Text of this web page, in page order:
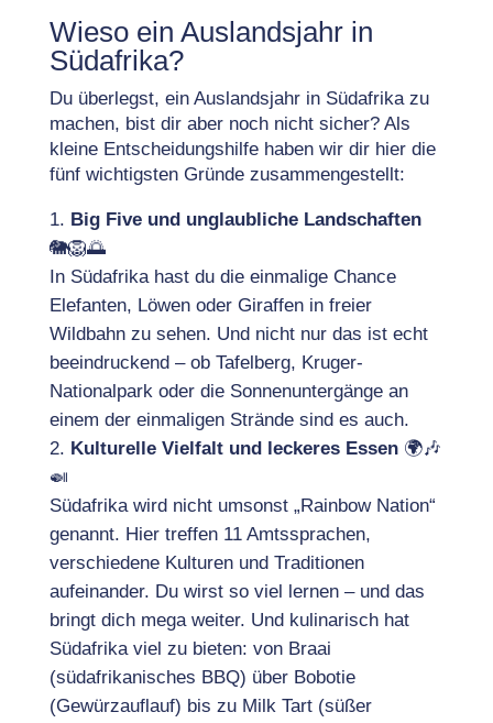
Wieso ein Auslandsjahr in
Südafrika?
Du überlegst, ein Auslandsjahr in Südafrika zu
machen, bist dir aber noch nicht sicher? Als
kleine Entscheidungshilfe haben wir dir hier die
fünf wichtigsten Gründe zusammengestellt:
Big Five und unglaubliche Landschaften
🐘🦁🌅
In Südafrika hast du die einmalige Chance
Elefanten, Löwen oder Giraffen in freier
Wildbahn zu sehen. Und nicht nur das ist echt
beeindruckend – ob Tafelberg, Kruger-
Nationalpark oder die Sonnenuntergänge an
einem der einmaligen Strände sind es auch.
Kulturelle Vielfalt und leckeres Essen🌍🎶
🍛
Südafrika wird nicht umsonst „Rainbow Nation“
genannt. Hier treffen 11 Amtssprachen,
verschiedene Kulturen und Traditionen
aufeinander. Du wirst so viel lernen – und das
bringt dich mega weiter. Und kulinarisch hat
Südafrika viel zu bieten: von Braai
(südafrikanisches BBQ) über Bobotie
(Gewürzauflauf) bis zu Milk Tart (süßer